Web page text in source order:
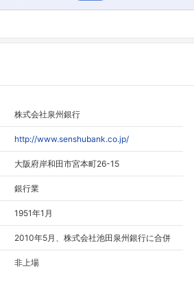
株式会社泉州銀行
http://www.senshubank.co.jp/
大阪府岸和田市宮本町26-15
銀行業
1951年1月
2010年5月、株式会社池田泉州銀行に合併
非上場